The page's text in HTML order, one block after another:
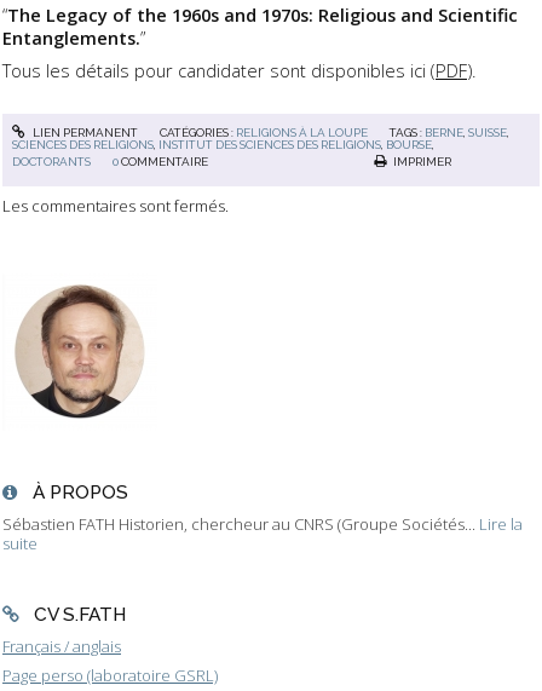
À PROPOS
Sébastien FATH Historien, chercheur au CNRS (Groupe Sociétés... Lire la
suite
CV S.FATH
Français / anglais
Page perso (laboratoire GSRL)
“The Legacy of the 1960s and 1970s: Religious and Scientific
Entanglements.”
Tous les détails pour candidater sont disponibles ici (PDF).
LIEN PERMANENT CATÉGORIES : RELIGIONS À LA LOUPE TAGS : BERNE ,SUISSE
SCIENCES DES RELIGIONS INSTITUT DES SCIENCES DES RELIGIONS BOURSE
DOCTORANTS
0 COMMENTAIRE IMPRIMER
Les commentaires sont fermés.